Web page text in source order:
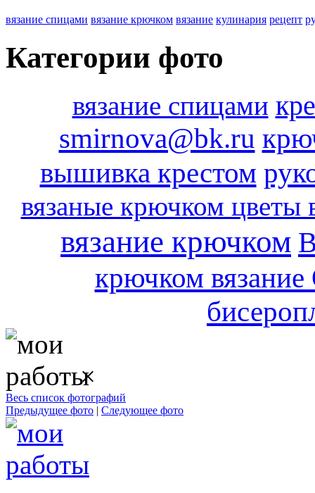
вязание спицами вязание крючком вязание кулинария рецепт
Категории фото
вязание спицами
smirnova@bk.ru
вышивка крестом
вязаные крючком цветы
вязание крючком
крючком вязание
×
Весь список фотографий
Предыдущее фото | Следующее фото